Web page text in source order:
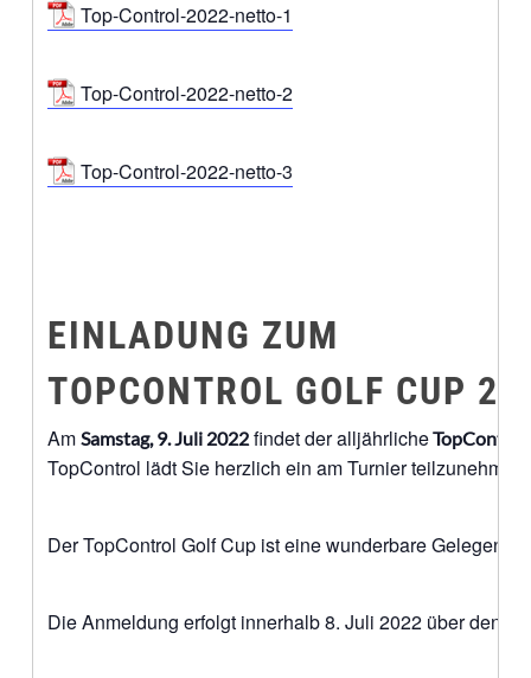
Top-Control-2022-netto-1
Top-Control-2022-netto-2
Top-Control-2022-netto-3
EINLADUNG ZUM
TOPCONTROL GOLF CUP
Am Samstag, 9. Juli 2022findet der alljährlicheTopContol
TopControl lädt Sie herzlich ein am Turnier teilzunehmen.
Der TopControl Golf Cup ist eine wunderbare
Die Anmeldung erfolgt innerhalb 8. Juli 2022 über den